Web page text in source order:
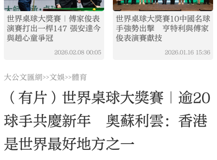
世界桌球大獎賽｜傅家俊表
演賽打出一桿147 張安達今
與趙心童爭冠
2026.02.08 00:05
世界桌球大獎賽10中國名球
手強勢出擊 亨特利與傅家
俊表演賽獻技
2026.01.16 15:36
大公文匯網>>文娛>>體育
（有片）世界桌球大獎賽｜逾20
球手共慶新年 奧蘇利雲：香港
是世界最好地方之一